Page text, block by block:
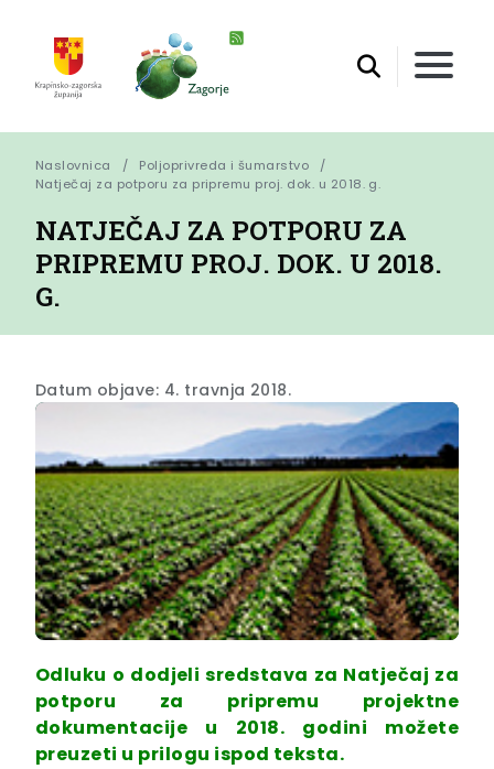
Naslovnica
Poljoprivreda i šumarstvo
Natječaj za potporu za pripremu proj. dok. u 2018. g.
NATJEČAJ ZA POTPORU ZA
PRIPREMU PROJ. DOK. U 2018.
G.
Datum objave: 4. travnja 2018.
Odluku o dodjeli sredstava za Natječaj za
potporu za pripremu projektne
dokumentacije u 2018. godini možete
preuzeti u prilogu ispod teksta.